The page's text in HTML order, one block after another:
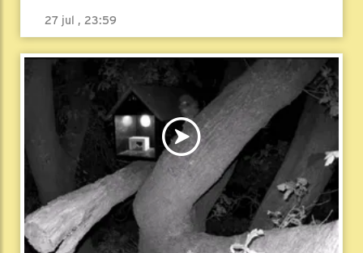
27 jul , 23:59